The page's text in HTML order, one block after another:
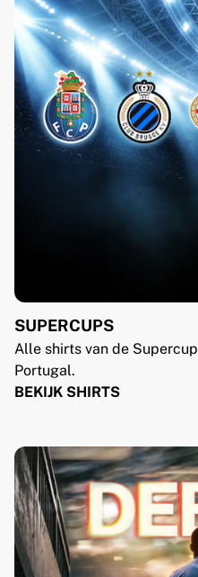
SUPERCUPS
Alle shirts van de
Portugal.
BEKIJK SHIRTS